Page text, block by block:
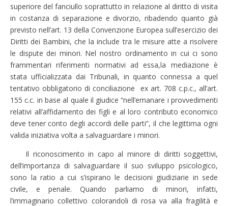
superiore del fanciullo soprattutto in relazione al diritto di visita
in costanza di separazione e divorzio, ribadendo quanto già
previsto nell’art. 13 della Convenzione Europea sull’esercizio dei
Diritti dei Bambini, che la include tra le misure atte a risolvere
le dispute dei minori. Nel nostro ordinamento in cui ci sono
frammentari riferimenti normativi ad essa,la mediazione è
stata ufficializzata dai Tribunali, in quanto connessa a quel
tentativo obbligatorio di conciliazione ex art. 708 c.p.c., all’art.
155 c.c. in base al quale il giudice “nell’emanare i provvedimenti
relativi all’affidamento dei figli e al loro contributo economico
deve tener conto degli accordi delle parti”, il che legittima ogni
valida iniziativa volta a salvaguardare i minori.
Il riconoscimento in capo al minore di diritti soggettivi,
dell’importanza di salvaguardare il suo sviluppo psicologico,
sono la ratio a cui s’ispirano le decisioni giudiziarie in sede
civile, e penale. Quando parliamo di minori, infatti,
l’immaginario collettivo colorandoli di rosa va alla fragilità e